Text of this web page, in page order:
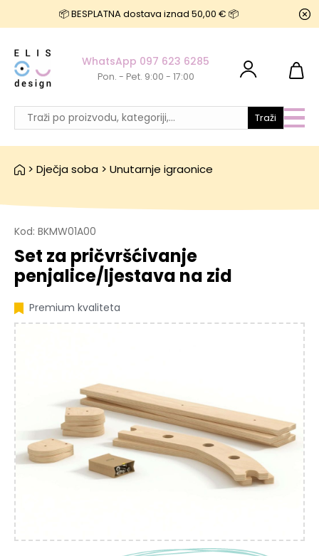
📦 BESPLATNA dostava iznad 50,00 € 📦
Traži
WhatsApp 097 623 6285
Pon. - Pet. 9:00 - 17:00
> Dječja soba > Unutarnje igraonice
Kod: BKMW01A00
Set za pričvršćivanje
penjalice/ljestava na zid
Premium kvaliteta